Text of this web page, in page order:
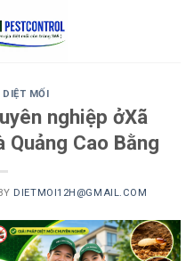
MỐI
nghiệp ởXã
Quảng Cao Bằng
DIETMOI12H@GMAIL.COM